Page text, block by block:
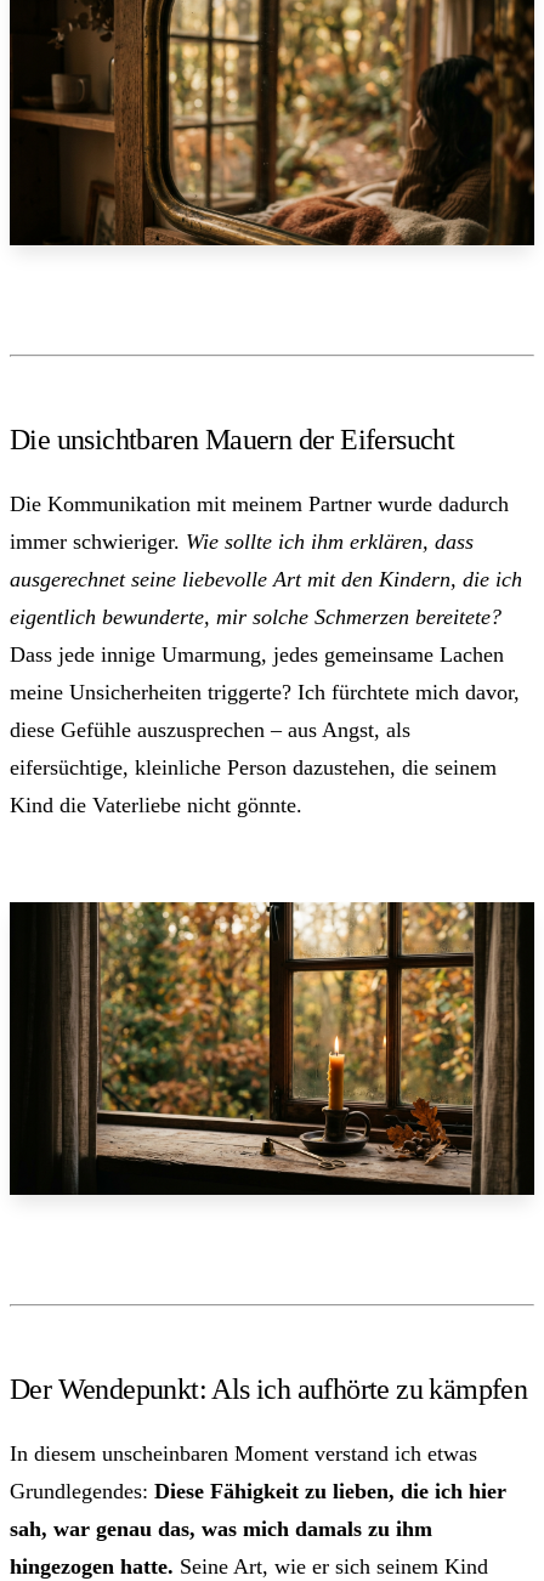
Die unsichtbaren Mauern der Eifersucht
Die Kommunikation mit meinem Partner wurde dadurch
immer schwieriger. Wie sollte ich ihm erklären, dass
ausgerechnet seine liebevolle Art mit den Kindern, die ich
eigentlich bewunderte, mir solche Schmerzen bereitete?
Dass jede innige Umarmung, jedes gemeinsame Lachen
meine Unsicherheiten triggerte? Ich fürchtete mich davor,
diese Gefühle auszusprechen – aus Angst, als
eifersüchtige, kleinliche Person dazustehen, die seinem
Kind die Vaterliebe nicht gönnte.
Der Wendepunkt: Als ich aufhörte zu kämpfen
In diesem unscheinbaren Moment verstand ich etwas
Grundlegendes: Diese Fähigkeit zu lieben, die ich hier
sah, war genau das, was mich damals zu ihm
hingezogen hatte. Seine Art, wie er sich seinem Kind